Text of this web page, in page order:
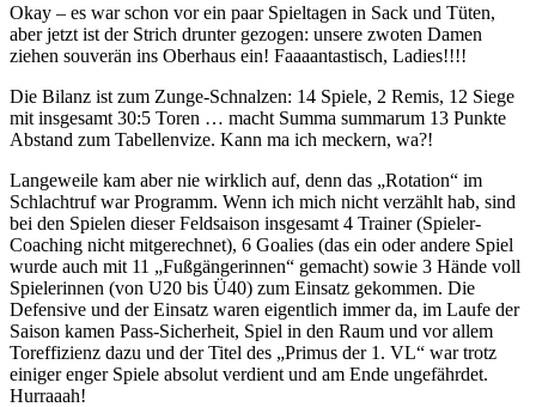
Okay – es war schon vor ein paar Spieltagen in Sack und Tüten,
aber jetzt ist der Strich drunter gezogen: unsere zwoten Damen
ziehen souverän ins Oberhaus ein! Faaaantastisch, Ladies!!!!
Die Bilanz ist zum Zunge-Schnalzen: 14 Spiele, 2 Remis, 12 Siege
mit insgesamt 30:5 Toren … macht Summa summarum 13 Punkte
Abstand zum Tabellenvize. Kann ma ich meckern, wa?!
Langeweile kam aber nie wirklich auf, denn das „Rotation“ im
Schlachtruf war Programm. Wenn ich mich nicht verzählt hab, sind
bei den Spielen dieser Feldsaison insgesamt 4 Trainer (Spieler-
Coaching nicht mitgerechnet), 6 Goalies (das ein oder andere Spiel
wurde auch mit 11 „Fußgängerinnen“ gemacht) sowie 3 Hände voll
Spielerinnen (von U20 bis Ü40) zum Einsatz gekommen. Die
Defensive und der Einsatz waren eigentlich immer da, im Laufe der
Saison kamen Pass-Sicherheit, Spiel in den Raum und vor allem
Toreffizienz dazu und der Titel des „Primus der 1. VL“ war trotz
einiger enger Spiele absolut verdient und am Ende ungefährdet.
Hurraaah!